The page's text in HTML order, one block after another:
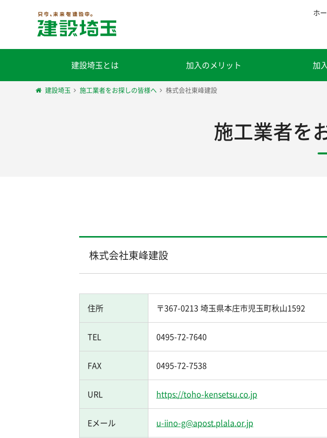
ホ
建設埼玉とは 加入のメリット 加
建設埼玉 施工業者をお探しの皆様へ 株式会社東峰建設
施工業者を
株式会社東峰建設
住所 〒367-0213 埼玉県本庄市児玉町秋山1592
TEL 0495-72-7640
FAX 0495-72-7538
URL https://toho-kensetsu.co.jp
Eメール u-iino-g@apost.plala.or.jp